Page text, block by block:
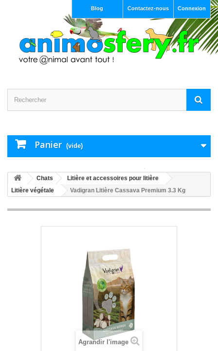
Connexion
Contactez-nous
Blog
Panier (vide)
Chats
Litière et accessoires pour litière
Litière végétale
Vadigran Litière Cassava Premium 3.3 Kg
Agrandir l'image